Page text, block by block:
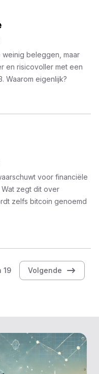
beleggen, maar
en risicovoller met een
Waarom eigenlijk?
voor financiële
Wat zegt dit over
zelfs bitcoin genoemd
19 Volgende